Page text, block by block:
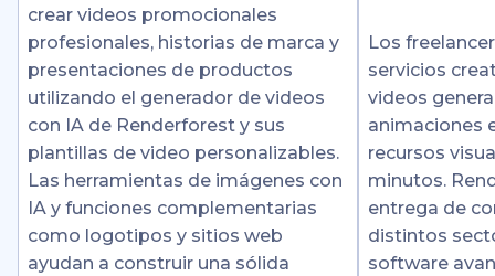
crear videos promocionales
profesionales, historias de marca y
presentaciones de productos
utilizando el generador de videos
con IA de Renderforest y sus
plantillas de video personalizables.
Las herramientas de imágenes con
IA y funciones complementarias
como logotipos y sitios web
ayudan a construir una sólida
Los
servicios
videos
animaciones
recursos
minutos.
entrega de
distintos
software